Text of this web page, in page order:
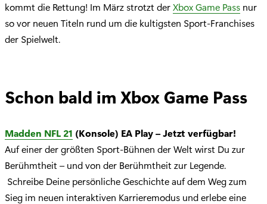
kommt die Rettung! Im März strotzt derXbox Game Pass nur
so vor neuen Titeln rund um die kultigsten Sport-Franchises
der Spielwelt.
Schon bald im Xbox Game Pass
Madden NFL 21 (Konsole) EA Play – Jetzt verfügbar!
Auf einer der größten Sport-Bühnen der Welt wirst Du zur
Berühmtheit – und von der Berühmtheit zur Legende.
Schreibe Deine persönliche Geschichte auf dem Weg zum
Sieg im neuen interaktiven Karrieremodus und erlebe eine